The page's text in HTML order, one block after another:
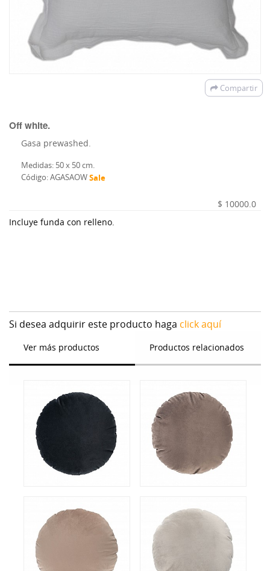
Compartir
Off white.
Gasa prewashed.
Medidas: 50 x 50 cm.
Código: AGASAOWSale
$ 10000.0
Incluye funda con relleno.
Si desea adquirir este producto haga click aquí
Ver más productos Productos relacionados